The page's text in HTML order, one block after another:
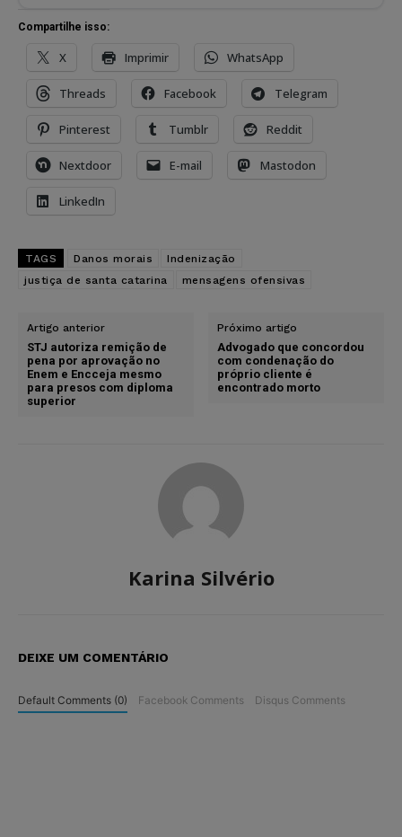
Compartilhe isso:
X Imprimir WhatsApp
Threads Facebook Telegram
Pinterest Tumblr Reddit
Nextdoor E-mail Mastodon
LinkedIn
TAGS Danos morais
Indenização
justiça de santa catarina
mensagens ofensivas
Artigo anterior
STJ autoriza remição de
pena por aprovação no
Enem e Encceja mesmo
para presos com diploma
superior
Próximo artigo
Advogado que concordou
com condenação do
próprio cliente é
encontrado morto
Karina Silvério
DEIXE UM COMENTÁRIO
Default Comments (0) Facebook Comments Disqus Comments